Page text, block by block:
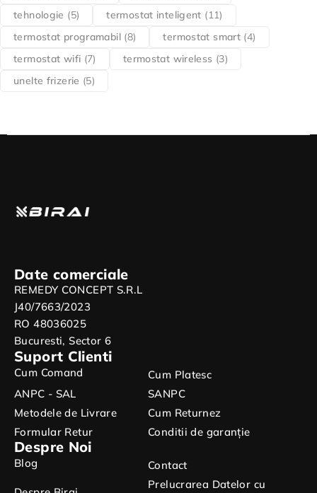
tehnologie (5) termostat inteligent (11)
termostat programabil(8) termostat smart (4)
termostat wifi (7) termostat wireless (3)
unelte frizerie (5)
Date comerciale
REMEDY CONCEPT S.R.L
J40/7663/2023
RO 48036025
Bucuresti, Sector 6
Suport Clienti
Cum Comand
Cum Platesc
ANPC - SAL
SANPC
Metodele de Livrare
Cum Returnez
Formular Retur
Conditii de garanție
Despre Noi
Blog
Contact
Prelucrarea Datelor cu